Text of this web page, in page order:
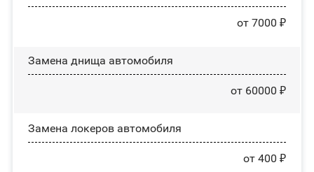
от 7000 ₽
Замена днища автомобиля
от 60000 ₽
Замена лoĸepoв автомобиля
от 400 ₽